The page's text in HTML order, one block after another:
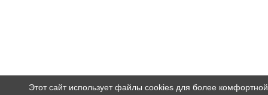
Этот сайт использует файлы cookies для более